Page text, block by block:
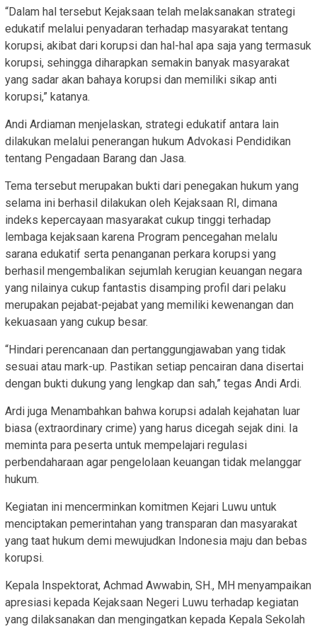
“Dalam hal tersebut Kejaksaan telah melaksanakan strategi
edukatif melalui penyadaran terhadap masyarakat tentang
korupsi, akibat dari korupsi dan hal-hal apa saja yang termasuk
korupsi, sehingga diharapkan semakin banyak masyarakat
yang sadar akan bahaya korupsi dan memiliki sikap anti
korupsi,” katanya.
Andi Ardiaman menjelaskan, strategi edukatif antara lain
dilakukan melalui penerangan hukum Advokasi Pendidikan
tentang Pengadaan Barang dan Jasa.
Tema tersebut merupakan bukti dari penegakan hukum yang
selama ini berhasil dilakukan oleh Kejaksaan RI, dimana
indeks kepercayaan masyarakat cukup tinggi terhadap
lembaga kejaksaan karena Program pencegahan melalu
sarana edukatif serta penanganan perkara korupsi yang
berhasil mengembalikan sejumlah kerugian keuangan negara
yang nilainya cukup fantastis disamping profil dari pelaku
merupakan pejabat-pejabat yang memiliki kewenangan dan
kekuasaan yang cukup besar.
“Hindari perencanaan dan pertanggungjawaban yang tidak
sesuai atau mark-up. Pastikan setiap pencairan dana disertai
dengan bukti dukung yang lengkap dan sah,” tegas Andi Ardi.
Ardi juga Menambahkan bahwa korupsi adalah kejahatan luar
biasa (extraordinary crime) yang harus dicegah sejak dini. Ia
meminta para peserta untuk mempelajari regulasi
perbendaharaan agar pengelolaan keuangan tidak melanggar
hukum.
Kegiatan ini mencerminkan komitmen Kejari Luwu untuk
menciptakan pemerintahan yang transparan dan masyarakat
yang taat hukum demi mewujudkan Indonesia maju dan bebas
korupsi.
Kepala Inspektorat, Achmad Awwabin, SH., MH menyampaikan
apresiasi kepada Kejaksaan Negeri Luwu terhadap kegiatan
yang dilaksanakan dan mengingatkan kepada Kepala Sekolah